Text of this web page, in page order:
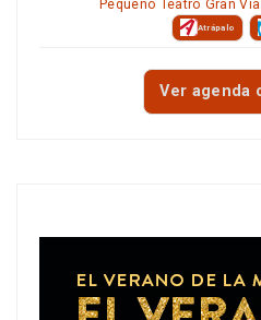
Pequeño Teatro Gran Vía
Atrápalo
Ver agenda